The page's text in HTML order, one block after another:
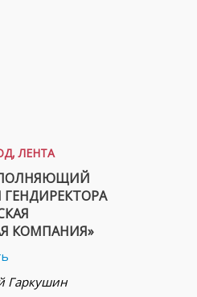
,ЛЕНТА
КОМПАНИЯ»
Гаркушин